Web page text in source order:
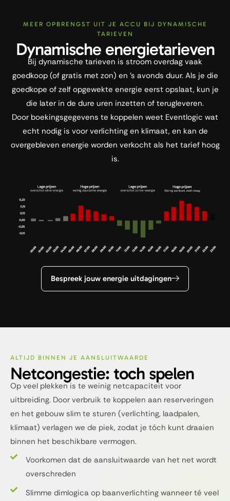
MEER OPBRENGST UIT JE ACCU BIJ DYNAMISCHE
TARIEVEN
Dynamische energietarieven
Bij dynamische tarieven is stroom overdag vaak
goedkoop (of gratis met zon) en ’s avonds duur. Als je die
goedkope of zelf opgewekte energie eerst opslaat, kun je
die later in de dure uren inzetten of terugleveren.
Door boekingsgegevens te koppelen weet Eventlogic wat
echt nodig is voor verlichting en klimaat, en kan de
overgebleven energie worden verkocht als het tarief hoog
is.
Bespreek jouw energie uitdagingen
ALTIJD BINNEN JE AANSLUITWAARDE
Netcongestie: toch spelen
Op veel plekken is te weinig netcapaciteit voor
uitbreiding. Door verbruik te koppelen aan reserveringen
en het gebouw slim te sturen (verlichting, laadpalen,
klimaat) verlagen we de piek, zodat je tóch kunt draaien
binnen het beschikbare vermogen.
Voorkomen dat de aansluitwaarde van het net wordt
overschreden
Slimme dimlogica op baanverlichting wanneer té veel